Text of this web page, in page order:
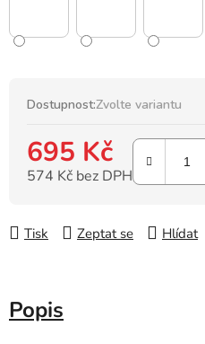
Dostupnost:Zvolte variantu
695 Kč
574 Kč bez DPH
Tisk
Zeptat se Hlídat
Popis